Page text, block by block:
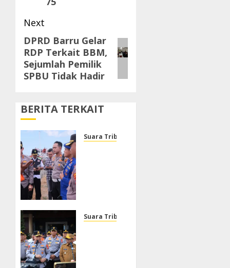
Next
Next
post:
DPRD Barru Gelar
RDP Terkait BBM,
Sejumlah Pemilik
SPBU Tidak Hadir
BERITA TERKAIT
Suara Tribrata
Cepat
Suara Tribrata